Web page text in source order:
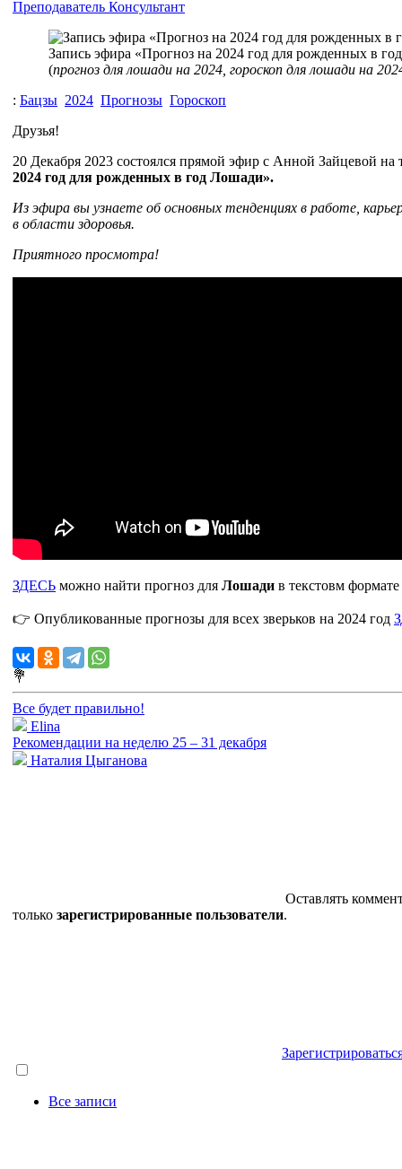
Преподаватель Консультант
Запись эфира «Прогноз на 2024 год для рожденных в
(прогноз для лошади на 2024, гороскоп для лошади на
: Бацзы 2024 Прогнозы Гороскоп
Друзья!
20 Декабря 2023 состоялся прямой эфир с Анной Зайцевой на
2024 год для рожденных в год Лошади».
Из эфира вы узнаете об основных тенденциях в работе,
в области здоровья.
Приятного просмотра!
ЗДЕСЬ можно найти прогноз для Лошади в текстовм
👉 Опубликованные прогнозы для всех зверьков на 2024 год
💐
Все будет правильно!
Elina
Рекомендации на неделю 25 – 31 декабря
Наталия Цыганова
Оставлять
только зарегистрированные пользователи.
Все записи